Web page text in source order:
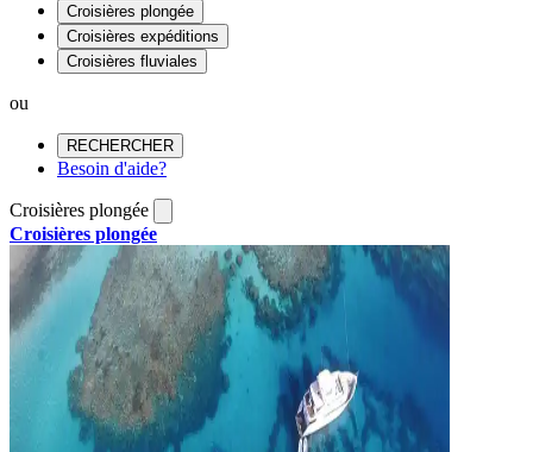
Croisières plongée
Croisières expéditions
Croisières fluviales
ou
RECHERCHER
Besoin d'aide?
Croisières plongée
Croisières plongée